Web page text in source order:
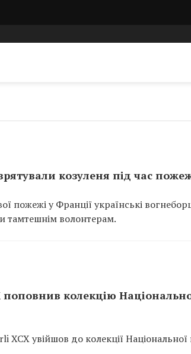
козуленя під час
пожежі у Франції українські
тамтешнім волонтерам.
колекцію
XCX увійшов до колекції